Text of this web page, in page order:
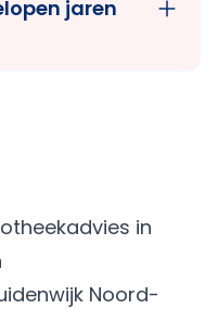
jaren
in
Noord-